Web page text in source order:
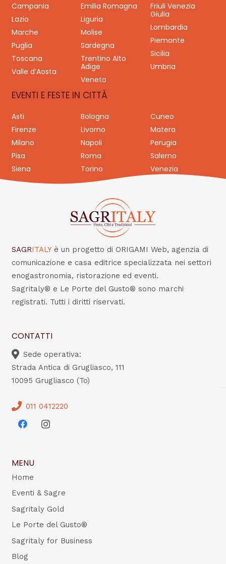
Campania
Emilia Romagna
Friuli Venezia
Giulia
Lazio
Liguria
Lombardia
Marche
Molise
Piemonte
Puglia
Sardegna
Sicilia
Toscana
Trentino Alto
Adige
Umbria
Valle d’Aosta
Veneto
EVENTI E FESTE IN CITTÀ
Asti Bologna
Cuneo
Firenze
Livorno
Matera
Milano
Napoli
Perugia
Pisa
Roma
Salerno
Siena
Torino Venezia
SAGRITALY è un progetto di ORIGAMI Web, agenzia di
comunicazione e casa editrice specializzata nei settori
enogastronomia, ristorazione ed eventi.
Sagritaly® e Le Porte del Gusto® sono marchi
registrati. Tutti i diritti riservati.
CONTATTI
Sede operativa:
Strada Antica di Grugliasco, 111
10095 Grugliasco (To)
011 0412220
MENU
Home
Eventi & Sagre
Sagritaly Gold
Le Porte del Gusto®
Sagritaly for Business
Blog